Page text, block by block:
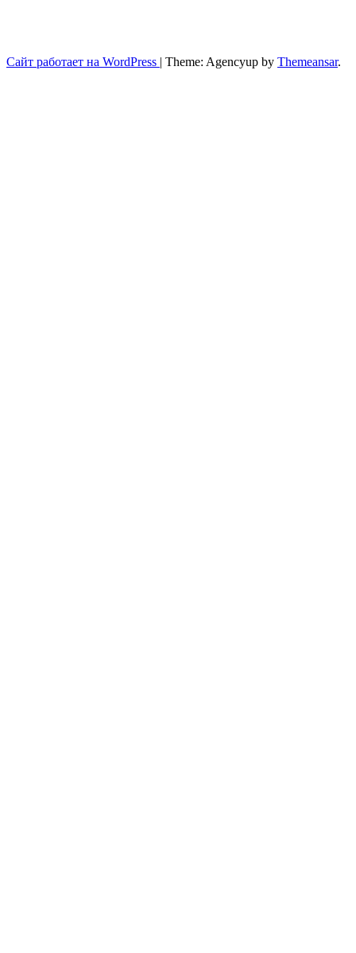
Сайт работает на WordPress | Theme: Agencyup by Themeansar.